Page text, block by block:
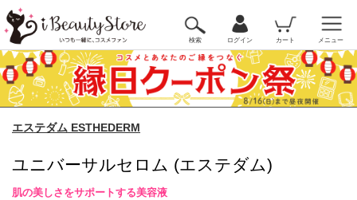
検索 ログイン カート メニュー
エステダム ESTHEDERM
ユニバーサルセロム (エステダム)
肌の美しさをサポートする美容液